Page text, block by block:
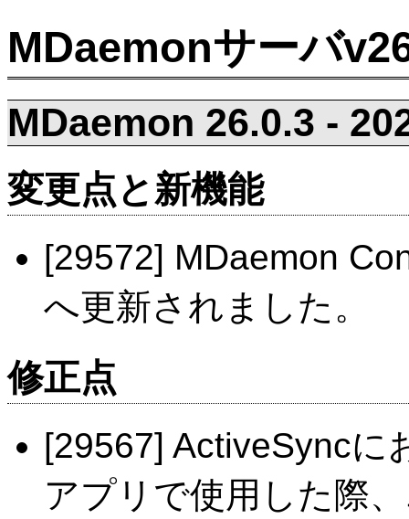
MDaemonサーバ
MDaemon 26.0.3 -
変更点と新機能
[29572] MDaemon
へ更新されました。
修正点
[29567] ActiveSyncに
アプリで使用した際